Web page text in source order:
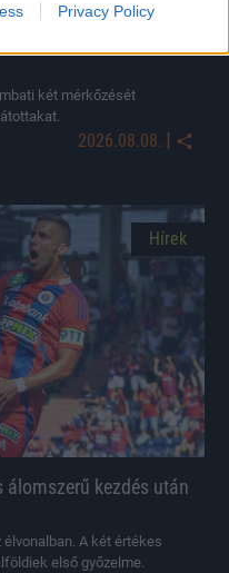
Privacy Policy
két mérkőzését
2026.08.08. |
Hírek
álomszerű kezdés után
élvonalban. A két értékes
első győzelme.